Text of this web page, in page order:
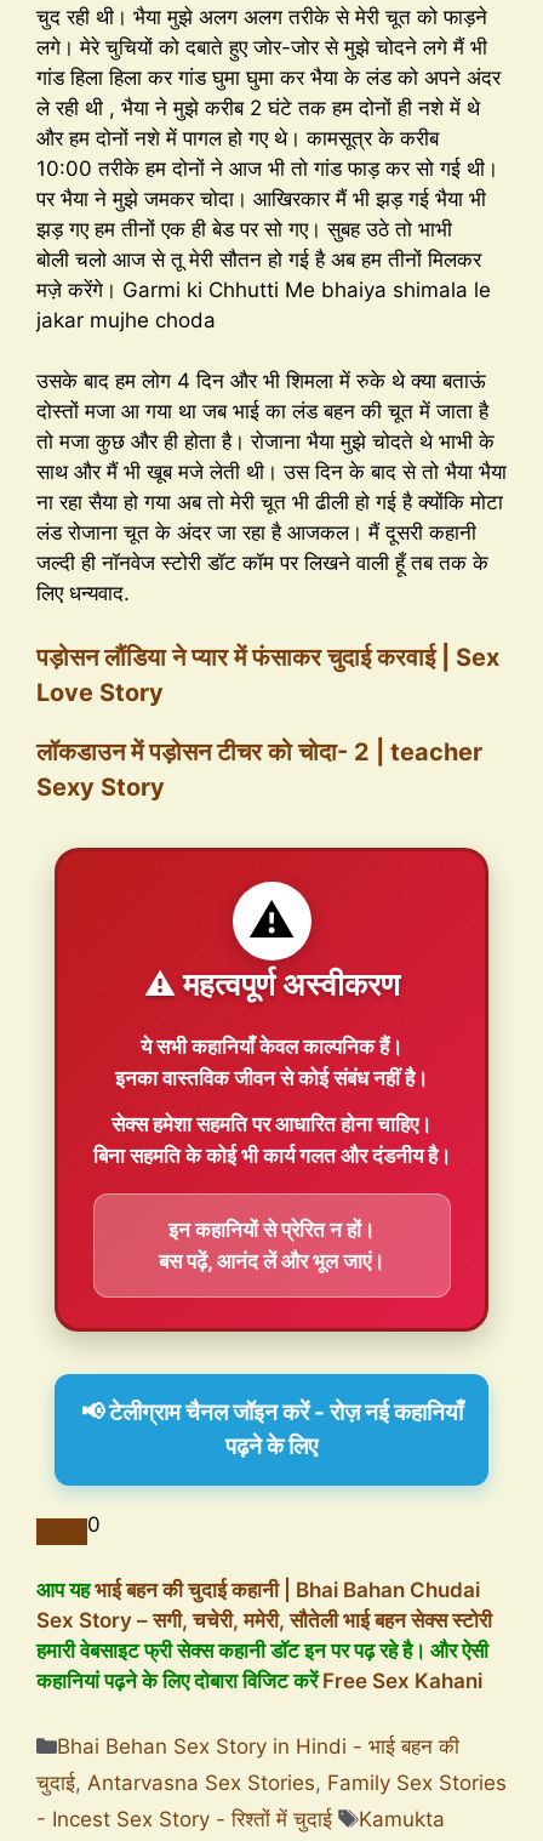
चुद रही थी। भैया मुझे अलग अलग तरीके से मेरी चूत को फाड़ने
लगे। मेरे चुचियों को दबाते हुए जोर-जोर से मुझे चोदने लगे मैं भी
गांड हिला हिला कर गांड घुमा घुमा कर भैया के लंड को अपने अंदर
ले रही थी , भैया ने मुझे करीब 2 घंटे तक हम दोनों ही नशे में थे
और हम दोनों नशे में पागल हो गए थे। कामसूत्र के करीब
10:00 तरीके हम दोनों ने आज भी तो गांड फाड़ कर सो गई थी।
पर भैया ने मुझे जमकर चोदा। आखिरकार मैं भी झड़ गई भैया भी
झड़ गए हम तीनों एक ही बेड पर सो गए। सुबह उठे तो भाभी
बोली चलो आज से तू मेरी सौतन हो गई है अब हम तीनों मिलकर
मज़े करेंगे। Garmi ki Chhutti Me bhaiya shimala le
jakar mujhe choda
उसके बाद हम लोग 4 दिन और भी शिमला में रुके थे क्या बताऊं
दोस्तों मजा आ गया था जब भाई का लंड बहन की चूत में जाता है
तो मजा कुछ और ही होता है। रोजाना भैया मुझे चोदते थे भाभी के
साथ और मैं भी खूब मजे लेती थी। उस दिन के बाद से तो भैया भैया
ना रहा सैया हो गया अब तो मेरी चूत भी ढीली हो गई है क्योंकि मोटा
लंड रोजाना चूत के अंदर जा रहा है आजकल। मैं दूसरी कहानी
जल्दी ही नॉनवेज स्टोरी डॉट कॉम पर लिखने वाली हूँ तब तक के
लिए धन्यवाद.
पड़ोसन लौंडिया ने प्यार में फंसाकर चुदाई करवाई | Sex
Love Story
लॉकडाउन में पड़ोसन टीचर को चोदा- 2 | teacher
Sexy Story
⚠️
⚠️ महत्वपूर्ण अस्वीकरण
ये सभी कहानियाँकेवल काल्पनिकहैं।
इनका वास्तविक जीवन से कोई संबंध नहीं है।
सेक्स हमेशासहमतिपर आधारित होना चाहिए।
बिना सहमति के कोई भी कार्य गलत और दंडनीय है।
इन कहानियों से प्रेरित न हों।
बस पढ़ें, आनंद लें और भूल जाएं।
📢 टेलीग्राम चैनल जॉइन करें - रोज़ नई कहानियाँ
पढ़ने के लिए
0
आप यहभाई बहन की चुदाई कहानी | Bhai Bahan Chudai
Sex Story – सगी, चचेरी, ममेरी, सौतेली भाई बहन सेक्स स्टोरी
हमारी वेबसाइट फ्री सेक्स कहानी डॉट इन पर पढ़ रहे है। और ऐसी
कहानियां पढ़ने के लिए दोबारा विजिट करेंFree Sex Kahani
Bhai Behan Sex Story in Hindi - भाई बहन की
चुदाई, Antarvasna Sex Stories, Family Sex Stories
- Incest Sex Story - रिश्तों में चुदाई
Kamukta